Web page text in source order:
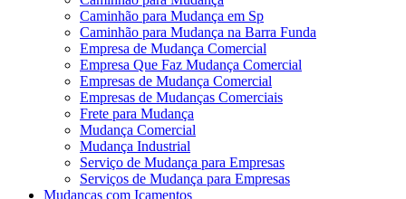
Caminhão para Mudança em Sp
Caminhão para Mudança na Barra Funda
Empresa de Mudança Comercial
Empresa Que Faz Mudança Comercial
Empresas de Mudança Comercial
Empresas de Mudanças Comerciais
Frete para Mudança
Mudança Comercial
Mudança Industrial
Serviço de Mudança para Empresas
Serviços de Mudança para Empresas
Mudanças com Içamentos